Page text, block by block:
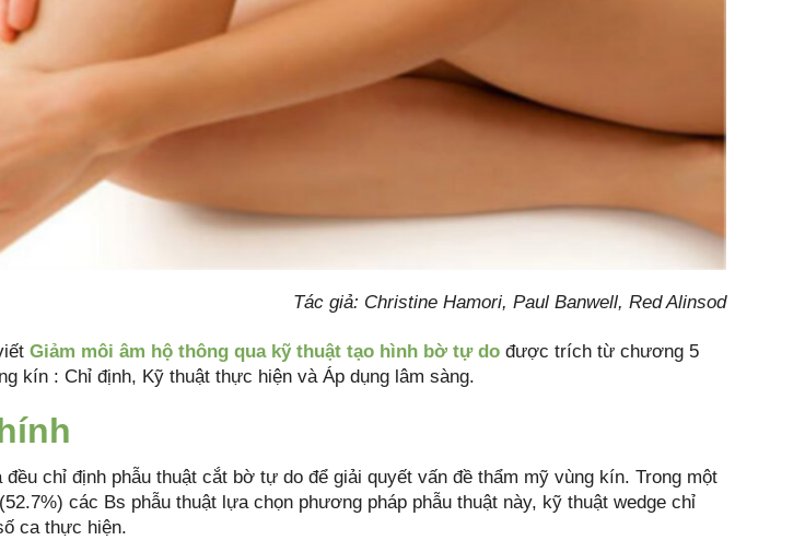
Tác giả: Christine Hamori, Paul Banwell, Red Alinsod
Giảm môi âm hộ thông qua kỹ thuật tạo hình bờ tự do được trích từ chương 5
kín : Chỉ định, Kỹ thuật thực hiện và Áp dụng lâm sàng.
đều chỉ định phẫu thuật cắt bờ tự do để giải quyết vấn đề thẩm mỹ vùng kín. Trong một
các Bs phẫu thuật lựa chọn phương pháp phẫu thuật này, kỹ thuật wedge chỉ
ca thực hiện.